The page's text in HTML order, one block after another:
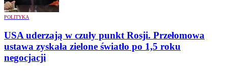
POLITYKA
USA uderzają w czuły punkt Rosji. Przełomowa
ustawa zyskała zielone światło po 1,5 roku
negocjacji